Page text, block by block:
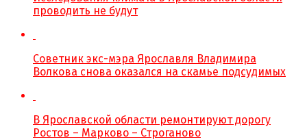
проводить не будут
Советник экс-мэра Ярославля Владимира
Волкова снова оказался на скамье подсудимых
В Ярославской области ремонтируют дорогу
Ростов – Марково – Строганово